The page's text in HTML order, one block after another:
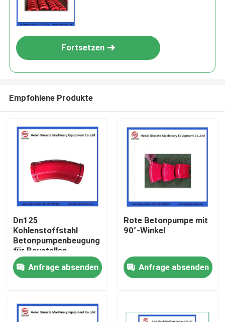
Startseite
Videos
Fortsetzen
Empfohlene Produkte
Dn125
Kohlenstoffstahl
Betonpumpenbeugung
für Baustellen
Anfrage absenden
Rote Betonpumpe mit
90°-Winkel
Anfrage absenden